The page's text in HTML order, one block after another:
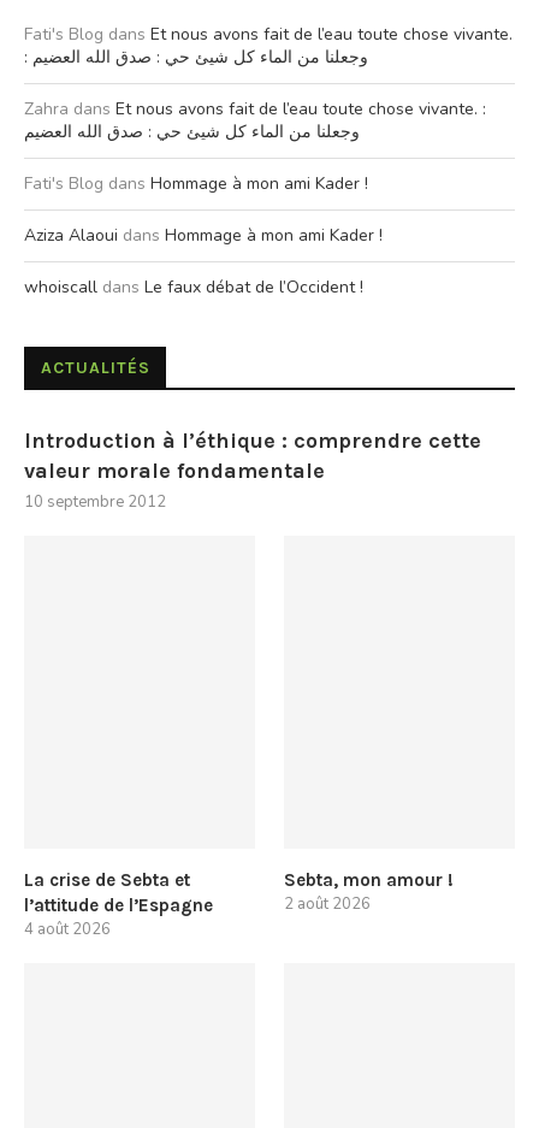
Fati's Blog dans Et nous avons fait de l’eau toute chose vivante.
: وجعلنا من الماء كل شيئ حي : صدق الله العضيم
Zahra dans Et nous avons fait de l’eau toute chose vivante. :
وجعلنا من الماء كل شيئ حي : صدق الله العضيم
Fati's Blog dans Hommage à mon ami Kader !
Aziza Alaoui dans Hommage à mon ami Kader !
whoiscall dans Le faux débat de l’Occident !
ACTUALITÉS
Introduction à l’éthique : comprendre cette
valeur morale fondamentale
10 septembre 2012
La crise de Sebta et
l’attitude de l’Espagne
4 août 2026
Sebta, mon amour !
2 août 2026